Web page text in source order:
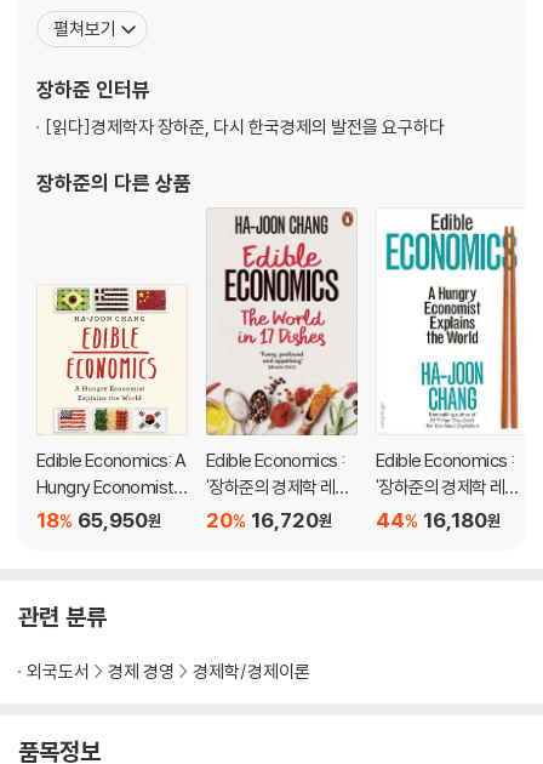
ories behind familiar food items to explore economic theory. F
or Chang, chocolate is a lifelong addiction, but more exciting a
ies; and while okra makes Southern gumbo heart-meltingly s
mooth, it also speaks of capitalism's entangled relationship wi
Myth-busting, witty, and thought-provoking, Edible Economic
s serves up a feast of bold ideas about globalization, climate
change, immigration, austerity, automation, and why carrots n
eed not be orange.
It shows that getting to grips with the economy is like learning
a recipe: when we understand it, we can adapt and improve it
and better understand our world.
자로 명성을 얻었다. 2014년에는 영국의 정치 평론지 《프로스펙트P
ROSPECT》가 매년 선정하는 ‘올해의 사상가 50인’ 중 9위에 오르
User’s Guide》, 《그들이 말하
펼쳐보기
장하준 인터뷰
[읽다]경제학자 장하준, 다시 한국경제의 발전을 요구하다
장하준의 다른 상품
Edible Economics: A
Hungry Economist E
xplains the World
65,950원
18%
Edible Economics :
'장하준의 경제학 레시
피' 원서16,720원
20%
Edible Economics :
'장하준의 경제학 레시
피' 원서16,180원
44%
관련 분류
외국도서 경제 경영 경제학/경제이론
품목정보